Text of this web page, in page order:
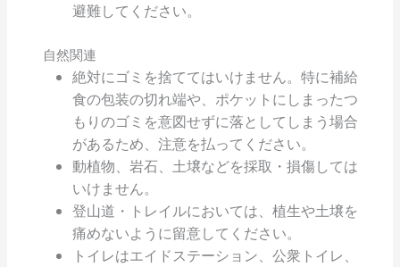
避難してください。
自然関連
絶対にゴミを捨ててはいけません。特に補給
食の包装の切れ端や、ポケットにしまったつ
もりのゴミを意図せずに落としてしまう場合
があるため、注意を払ってください。
動植物、岩石、土壌などを採取・損傷しては
いけません。
登山道・トレイルにおいては、植生や土壌を
痛めないように留意してください。
トイレはエイドステーション、公衆トイレ、